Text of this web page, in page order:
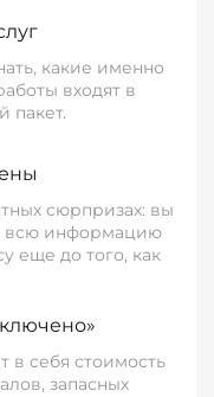
какие именно
входят в
пакет.
сюрпризах: вы
всю информацию
еще до того, как
в себя стоимость
запасных